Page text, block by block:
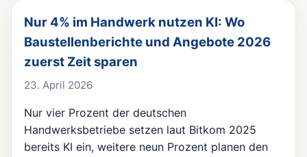
Nur 4% im Handwerk nutzen KI: Wo
Baustellenberichte und Angebote 2026
zuerst Zeit sparen
23. April 2026
Nur vier Prozent der deutschen
Handwerksbetriebe setzen laut Bitkom 2025
bereits KI ein, weitere neun Prozent planen den